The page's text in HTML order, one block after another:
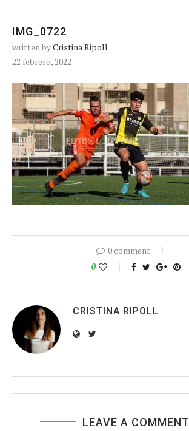
IMG_0722
written byCristina Ripoll
22 febrero, 2022
0 comment
0
CRISTINA RIPOLL
LEAVE A COMMENT